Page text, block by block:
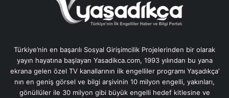
Türkiye’nin en başarılı Sosyal Girişimcilik Projelerinden bir olarak
yayın hayatına başlayan Yasadikca.com, 1993 yılından bu yana
ekrana gelen özel TV kanallarının ilk engelliler programı Yaşadıkça’
nın en geniş görsel ve bilgi arşivinin 10 milyon engelli, yakınları,
gönüllüler ile 30 milyon gibi büyük engelli hedef kitlesine ve